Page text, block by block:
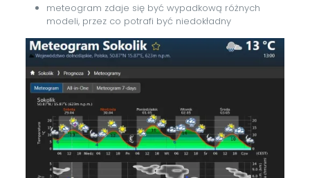
meteogram zdaje się być wypadkową różnych
modeli, przez co potrafi być niedokładny